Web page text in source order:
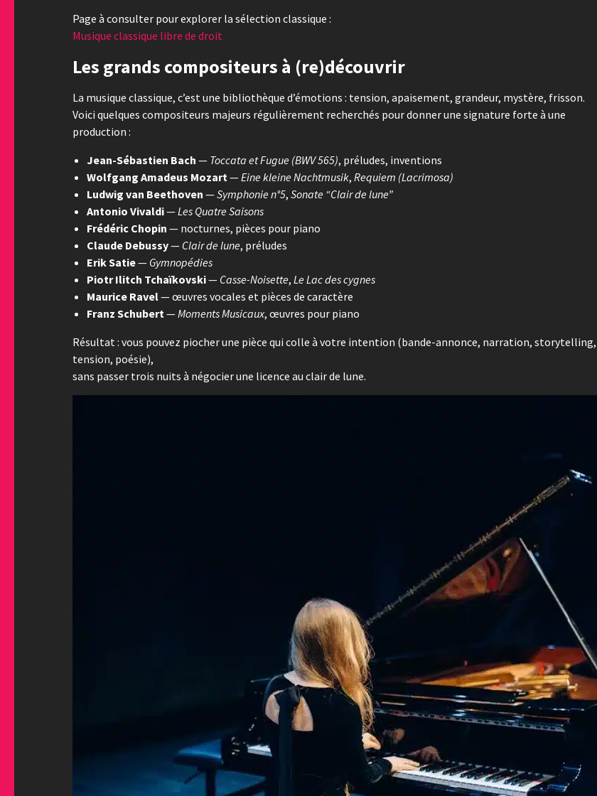
Page à consulter pour explorer la sélection classique :
Musique classique libre de droit
Les grands compositeurs à (re)découvrir
La musique classique, c’est une bibliothèque d’émotions : tension, apaisement, grandeur, mystère, frisson.
Voici quelques compositeurs majeurs régulièrement recherchés pour donner une signature forte à une
production :
Jean-Sébastien Bach — Toccata et Fugue (BWV 565), préludes, inventions
Wolfgang Amadeus Mozart —Eine kleine Nachtmusik, Requiem (Lacrimosa)
Ludwig van Beethoven —Symphonie n°5, Sonate “Clair de lune”
Antonio Vivaldi—Les Quatre Saisons
Frédéric Chopin — nocturnes, pièces pour piano
Claude Debussy— Clair de lune, préludes
Erik Satie— Gymnopédies
Piotr Ilitch Tchaïkovski— Casse-Noisette, Le Lac des cygnes
Maurice Ravel— œuvres vocales et pièces de caractère
Franz Schubert —Moments Musicaux, œuvres pour piano
Résultat : vous pouvez piocher une pièce qui colle à votre intention (bande-annonce, narration, storytelling,
tension, poésie),
sans passer trois nuits à négocier une licence au clair de lune.